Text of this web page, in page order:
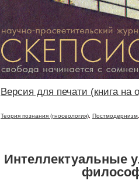
Версия для печати (книга на
Теория познания (гносеология) Постмодернизм
Интеллектуальные